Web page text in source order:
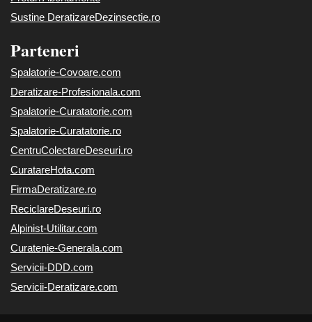
Sustine DeratizareDezinsectie.ro
Parteneri
Spalatorie-Covoare.com
Deratizare-Profesionala.com
Spalatorie-Curatatorie.com
Spalatorie-Curatatorie.ro
CentruColectareDeseuri.ro
CuratareHota.com
FirmaDeratizare.ro
ReciclareDeseuri.ro
Alpinist-Utilitar.com
Curatenie-Generala.com
Servicii-DDD.com
Servicii-Deratizare.com